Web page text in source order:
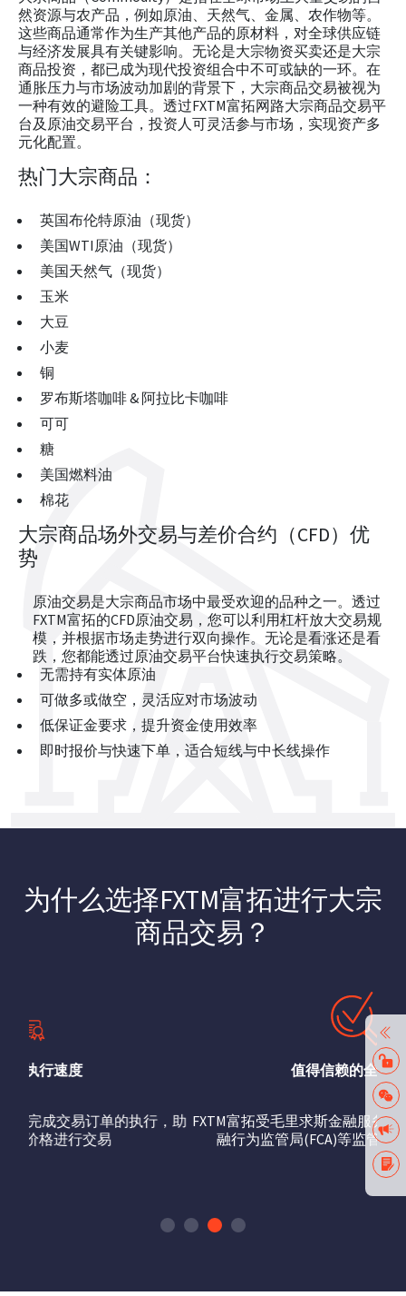
然资源与农产品，例如原油、天然气、金属、农作物等。
这些商品通常作为生产其他产品的原材料，对全球供应链
与经济发展具有关键影响。无论是大宗物资买卖还是大宗
商品投资，都已成为现代投资组合中不可或缺的一环。在
通胀压力与市场波动加剧的背景下，大宗商品交易被视为
一种有效的避险工具。透过FXTM富拓网路大宗商品交易平
台及原油交易平台，投资人可灵活参与市场，实现资产多
元化配置。
热门大宗商品：
英国布伦特原油（现货）
美国WTI原油（现货）
美国天然气（现货）
玉米
大豆
小麦
铜
罗布斯塔咖啡 & 阿拉比卡咖啡
可可
糖
美国燃料油
棉花
大宗商品场外交易与差价合约（CFD）优
势
原油交易是大宗商品市场中最受欢迎的品种之一。透过
FXTM富拓的CFD原油交易，您可以利用杠杆放大交易规
模，并根据市场走势进行双向操作。无论是看涨还是看
跌，您都能透过原油交易平台快速执行交易策略。
无需持有实体原油
可做多或做空，灵活应对市场波动
低保证金要求，提升资金使用效率
即时报价与快速下单，适合短线与中长线操作
为什么选择FXTM富拓进行大宗
商品交易？
FXTM富拓受毛里求斯金融服务委员会(FSC)及英国金
融行为监管局(FCA)等监管机构的监管及授权